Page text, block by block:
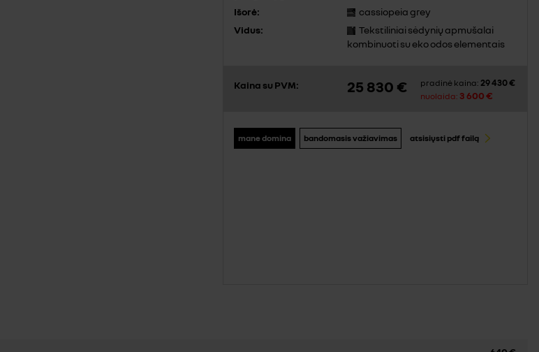
Išorė:
cassiopeia grey
Vidus:
Tekstiliniai sėdynių apmušalai
kombinuoti su eko odos elementais
Kaina su PVM: 25 830 € pradinė kaina: 29 430 €
nuolaida: 3 600 €
mane domina bandomasis važiavimas atsisiųsti pdf failą